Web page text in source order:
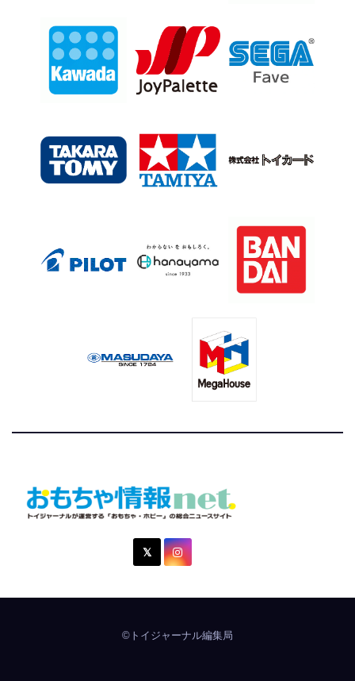
おもちゃ情報net.
トイジャーナルが運営する「おもちゃ・ホビー」の総合ニュ
©トイジャーナル編集局